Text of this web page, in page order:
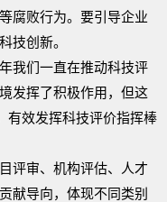
腐败行为。要引导企业
技创新。
我们一直在推动科技评
发挥了积极作用，但这
有效发挥科技评价指挥棒
评审、机构评估、人才
献导向，体现不同类别